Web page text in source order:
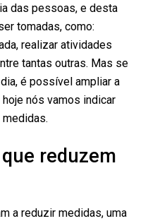
das pessoas, e desta
tomadas, como:
realizar atividades
tantas outras. Mas se
é possível ampliar a
nós vamos indicar
reduzem
a reduzir medidas, uma